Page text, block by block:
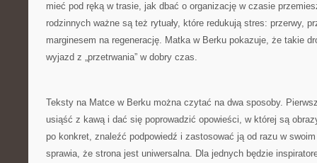
mieć pod ręką w trasie, jak dbać o organizację w czasie
rodzinnych ważne są też rytuały, które redukują stres: przerwy,
marginesem na regenerację. Matka w Berku pokazuje, że takie
wyjazd z „przetrwania” w dobry czas.
Teksty na Matce w Berku można czytać na dwa sposoby.
usiąść z kawą i dać się poprowadzić opowieści, w której są
po konkret, znaleźć podpowiedź i zastosować ją od razu w
sprawia, że strona jest uniwersalna. Dla jednych będzie